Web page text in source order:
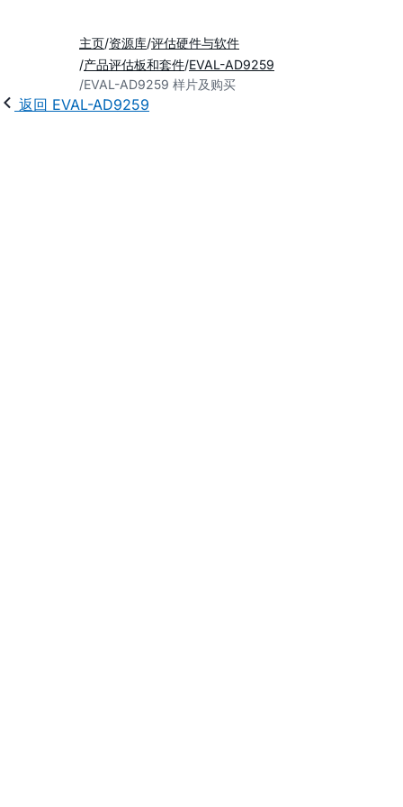
主页 资源库 评估硬件与软件
产品评估板和套件 EVAL-AD9259
EVAL-AD9259 样片及购买
返回 EVAL-AD9259